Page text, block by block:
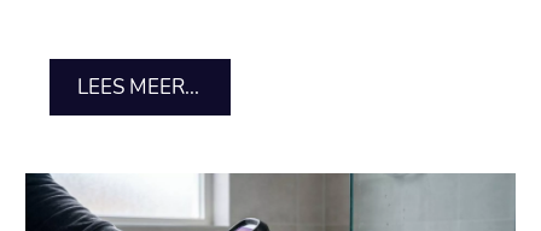
LEES MEER...